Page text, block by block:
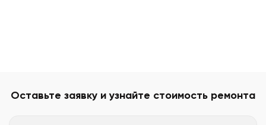
Оставьте заявку и узнайте стоимость ремонта